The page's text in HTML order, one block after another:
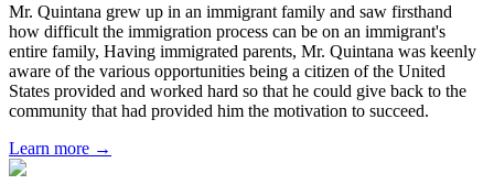
Mr. Quintana grew up in an immigrant family and saw firsthand
how difficult the immigration process can be on an immigrant's
entire family, Having immigrated parents, Mr. Quintana was keenly
aware of the various opportunities being a citizen of the United
States provided and worked hard so that he could give back to the
community that had provided him the motivation to succeed.
Learn more →